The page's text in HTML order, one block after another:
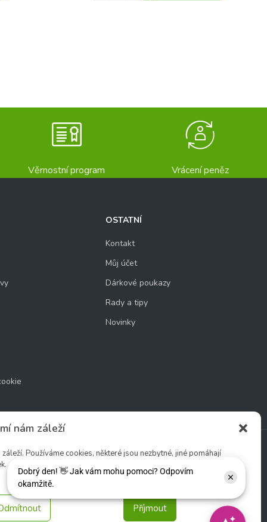
nám záleží
Používáme cookies, některé jsou nezbytné, jiné pomáhají
Příjmout
Věrnostní program Vrácení peněz
OSTATNÍ
Kontakt
Můj účet
Dárkové poukazy
Rady a tipy
Novinky
Sledujte nás: